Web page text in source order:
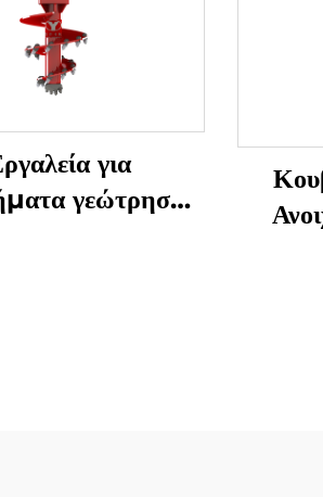
για
γεώτρησης